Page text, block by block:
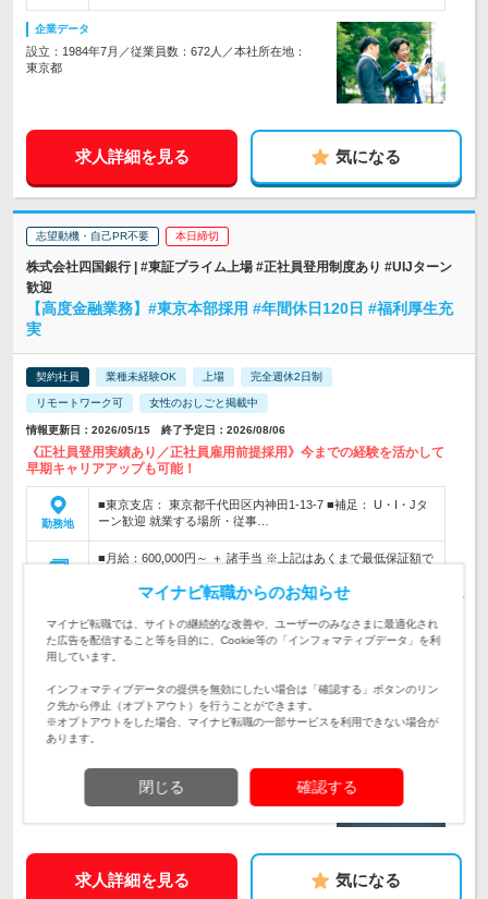
企業データ
設立：1984年7月／従業員数：672人／本社所在地：
東京都
求人詳細を見る 気になる
志望動機・自己PR不要 本日締切
株式会社四国銀行 | #東証プライム上場 #正社員登用制度あり #UIJターン
歓迎
【高度金融業務】#東京本部採用 #年間休日120日 #福利厚生充
実
契約社員 業種未経験OK 上場 完全週休2日制
リモートワーク可 女性のおしごと掲載中
情報更新日：2026/05/15 終了予定日：2026/08/06
《正社員登用実績あり／正社員雇用前提採用》今までの経験を活かして
早期キャリアアップも可能！
勤務地
■東京支店： 東京都千代田区内神田1-13-7 ■補足： U・I・Jタ
ーン歓迎 就業する場所・従事…
■月給：600,000円～ ＋ 諸手当 ※上記はあくまで最低保証額で
初年度の年収：800～1,500万円
仕事内容
■当行東京支店内のコンサルティング部で高度金融業務をお任
せいたします。
対象と
なる方
《必須要件》■高卒以上■LBOローンの融資稟議作成経験
設立：1878年10月／従業員数：1,267人／本社所在
求人詳細を見る 気になる
マイナビ転職からのお知らせ
マイナビ転職では、サイトの継続的な改善や、ユーザーのみなさまに最適化され
た広告を配信すること等を目的に、Cookie等の「インフォマティブデータ」を利
用しています。
インフォマティブデータの提供を無効にしたい場合は「確認する」ボタンのリン
ク先から停止（オプトアウト）を行うことができます。
※オプトアウトをした場合、マイナビ転職の一部サービスを利用できない場合が
あります。
閉じる 確認する